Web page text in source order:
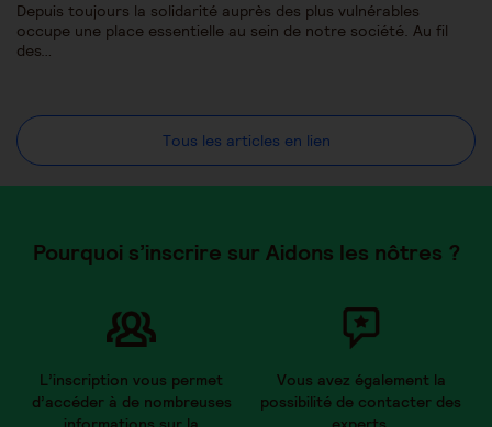
Depuis toujours la solidarité auprès des plus vulnérables
occupe une place essentielle au sein de notre société. Au fil
des…
Tous les articles en lien
Pourquoi s’inscrire sur Aidons les nôtres ?
L’inscription vous permet
d’accéder à de nombreuses
Vous avez également la
possibilité de contacter des